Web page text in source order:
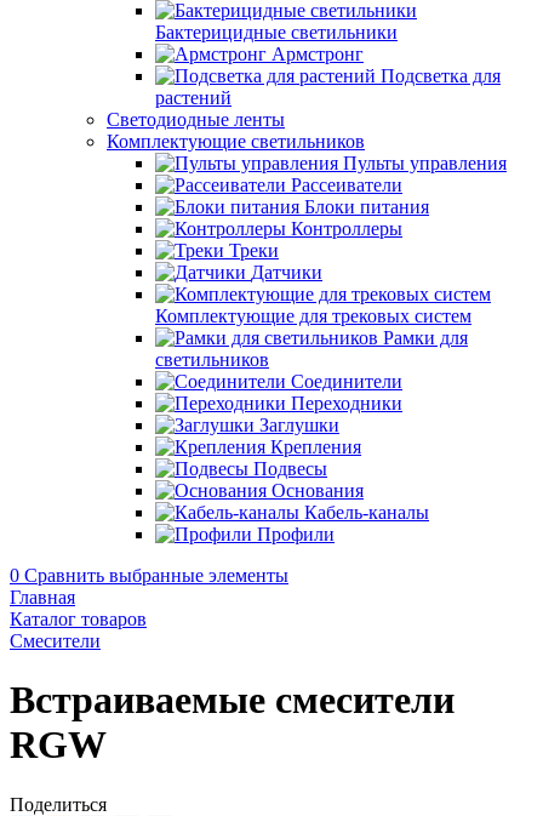
Бактерицидные светильники
Армстронг
Подсветка для
растений
Светодиодные ленты
Комплектующие светильников
Пульты управления
Рассеиватели
Блоки питания
Контроллеры
Треки
Датчики
Комплектующие для трековых систем
Рамки для
светильников
Соединители
Переходники
Заглушки
Крепления
Подвесы
Основания
Кабель-каналы
Профили
0 Сравнить выбранные элементы
Главная
Каталог товаров
Смесители
Встраиваемые смесители
RGW
Поделиться